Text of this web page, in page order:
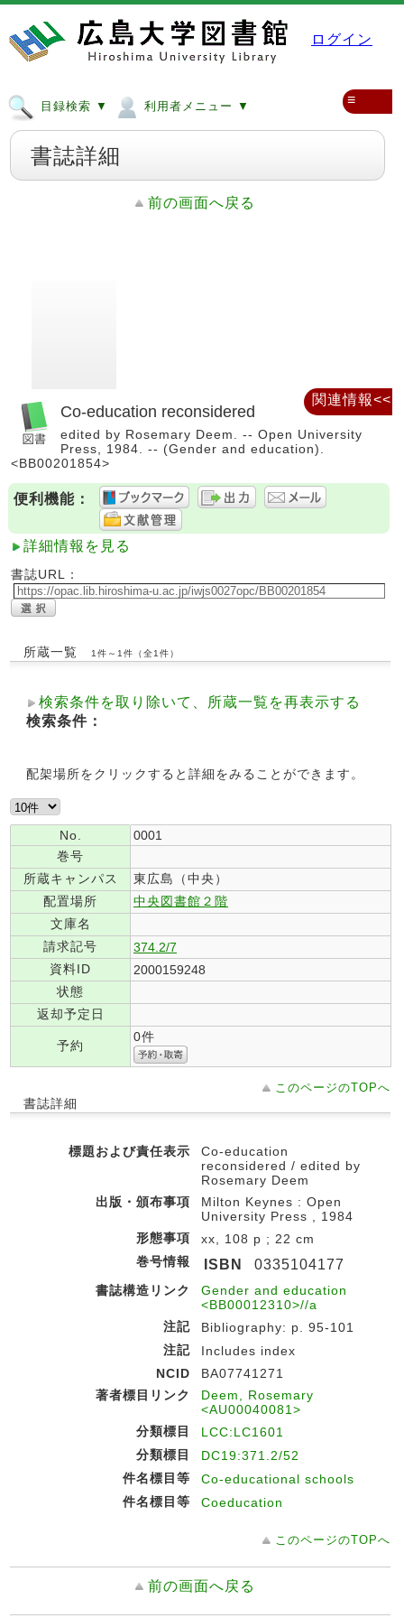
ログイン
目録検索 ▼ 利用者メニュー ▼ ≡
書誌詳細
前の画面へ戻る
Co-education reconsidered
edited by Rosemary Deem. -- Open University
Press, 1984. -- (Gender and education).
<BB00201854>
便利機能：
詳細情報を見る
書誌URL：
所蔵一覧 1件～1件（全1件）
検索条件を取り除いて、所蔵一覧を再表示する
検索条件：
配架場所をクリックすると詳細をみることができます。
No.
0001
巻号
所蔵キャンパス
東広島（中央）
配置場所
中央図書館２階
文庫名
請求記号
374.2/7
資料ID
2000159248
状態
返却予定日
予約
0件
このページのTOPへ
書誌詳細
標題および責任表示
Co-education
reconsidered / edited by
Rosemary Deem
出版・頒布事項
Milton Keynes : Open
University Press , 1984
形態事項
xx, 108 p ; 22 cm
巻号情報
ISBN 0335104177
書誌構造リンク
Gender and education
<BB00012310>//a
注記
Bibliography: p. 95-101
注記
Includes index
NCID
BA07741271
著者標目リンク
Deem, Rosemary
<AU00040081>
分類標目
LCC:LC1601
分類標目
DC19:371.2/52
件名標目等
Co-educational schools
件名標目等
Coeducation
このページのTOPへ
前の画面へ戻る
関連情報<<